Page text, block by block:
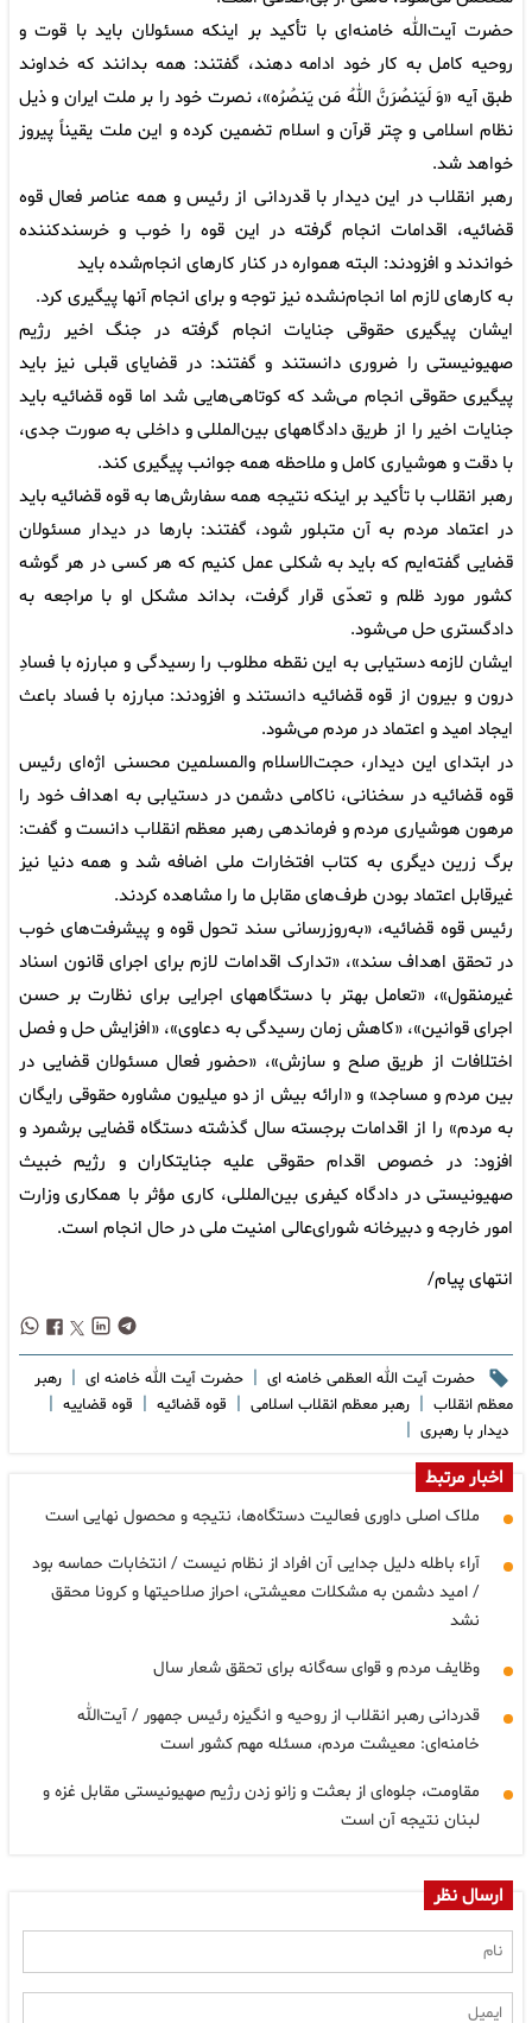
حضرت آیت‌الله خامنه‌ای با تأکید بر اینکه مسئولان باید با قوت و
روحیه کامل به کار خود ادامه دهند، گفتند: همه بدانند که خداوند
طبق آیه «وَ لَیَنصُرَنَّ اللهُ مَن یَنصُرُه»، نصرت خود را بر ملت ایران و ذیل
نظام اسلامی و چتر قرآن و اسلام تضمین کرده و این ملت یقیناً پیروز
خواهد شد.
رهبر انقلاب در این دیدار با قدردانی از رئیس و همه عناصر فعال قوه
قضائیه، اقدامات انجام گرفته در این قوه را خوب و خرسندکننده
خواندند و افزودند: البته همواره در کنار کارهای انجام‌شده باید
به کارهای لازم اما انجام‌نشده نیز توجه و برای انجام آنها پیگیری کرد.
ایشان پیگیری حقوقی جنایات انجام گرفته در جنگ اخیر رژیم
صهیونیستی را ضروری دانستند و گفتند: در قضایای قبلی نیز باید
پیگیری حقوقی انجام می‌شد که کوتاهی‌هایی شد اما قوه قضائیه باید
جنایات اخیر را از طریق دادگاههای بین‌المللی و داخلی به صورت جدی،
با دقت و هوشیاری کامل و ملاحظه همه جوانب پیگیری کند.
رهبر انقلاب با تأکید بر اینکه نتیجه همه سفارش‌ها به قوه قضائیه باید
در اعتماد مردم به آن متبلور شود، گفتند: بارها در دیدار مسئولان
قضایی گفته‌ایم که باید به شکلی عمل کنیم که هر کسی در هر گوشه
کشور مورد ظلم و تعدّی قرار گرفت، بداند مشکل او با مراجعه به
دادگستری حل می‌شود.
ایشان لازمه دستیابی به این نقطه مطلوب را رسیدگی و مبارزه با فسادِ
درون و بیرون از قوه قضائیه دانستند و افزودند: مبارزه با فساد باعث
ایجاد امید و اعتماد در مردم می‌شود.
در ابتدای این دیدار، حجت‌الاسلام والمسلمین محسنی اژه‌ای رئیس
قوه قضائیه در سخنانی، ناکامی دشمن در دستیابی به اهداف خود را
مرهون هوشیاری مردم و فرماندهی رهبر معظم انقلاب دانست و گفت:
برگ زرین دیگری به کتاب افتخارات ملی اضافه شد و همه دنیا نیز
غیرقابل اعتماد بودن طرف‌های مقابل ما را مشاهده کردند.
رئیس قوه قضائیه، «به‌روزرسانی سند تحول قوه و پیشرفت‌های خوب
در تحقق اهداف سند»، «تدارک اقدامات لازم برای اجرای قانون اسناد
غیرمنقول»، «تعامل بهتر با دستگاههای اجرایی برای نظارت بر حسن
اجرای قوانین»، «کاهش زمان رسیدگی به دعاوی»، «افزایش حل و فصل
اختلافات از طریق صلح و سازش»، «حضور فعال مسئولان قضایی در
بین مردم و مساجد» و «ارائه بیش از دو میلیون مشاوره حقوقی رایگان
به مردم» را از اقدامات برجسته سال گذشته دستگاه قضایی برشمرد و
افزود: در خصوص اقدام حقوقی علیه جنایتکاران و رژیم خبیث
صهیونیستی در دادگاه کیفری بین‌المللی، کاری مؤثر با همکاری وزارت
امور خارجه و دبیرخانه شورای‌عالی امنیت ملی در حال انجام است.
انتهای پیام/
حضرت آیت الله العظمی خامنه ای | حضرت آیت الله خامنه ای | رهبر
معظم انقلاب | رهبر معظم انقلاب اسلامی | قوه قضائیه | قوه قضاییه |
دیدار با رهبری |
اخبار مرتبط
ملاک اصلی داوری فعالیت دستگاه‌ها، نتیجه و محصول نهایی است
آراء باطله دلیل جدایی آن افراد از نظام نیست / انتخابات حماسه بود
/ امید دشمن به مشکلات معیشتی، احراز صلاحیتها و کرونا محقق
نشد
وظایف مردم و قوای سه‌گانه برای تحقق شعار سال
قدردانی رهبر انقلاب از روحیه و انگیزه‌ رئیس جمهور / آیت‌الله
خامنه‌ای: معیشت مردم، مسئله مهم کشور است
مقاومت، جلوه‌ای از بعثت و زانو زدن رژیم صهیونیستی مقابل غزه و
لبنان نتیجه آن است
ارسال نظر